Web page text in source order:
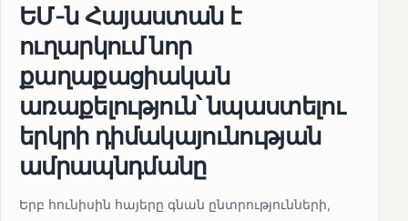
ԵՄ-ն Հայաստան է
ուղարկում նոր
քաղաքացիական
առաքելություն՝ նպաստելու
երկրի դիմակայունության
ամրապնդմանը
Երբ հունիսին հայերը գնան ընտրությունների,